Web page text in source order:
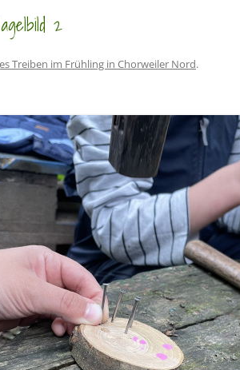
2
Treiben im Frühling in Chorweiler Nord.